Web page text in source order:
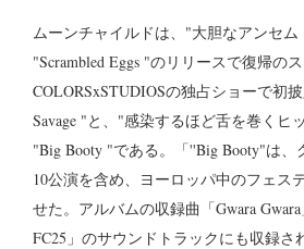
ムーンチャイルドは、"大胆なアンセ
"Scrambled Eggs "のリリースで復帰の
COLORSxSTUDIOSの独占ショーで初
Savage "と、"感染するほど舌を巻くヒ
"Big Booty "である。「''Big Booty"は、
10公演を含め、ヨーロッパ中のフェス
せた。アルバムの収録曲「Gwara
FC25」のサウンドトラックにも収録さ